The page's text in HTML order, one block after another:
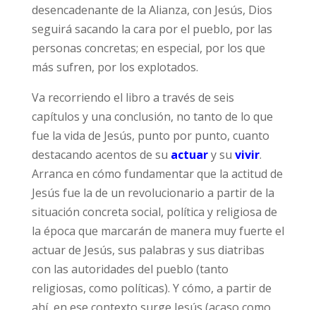
desencadenante de la Alianza, con Jesús, Dios
seguirá sacando la cara por el pueblo, por las
personas concretas; en especial, por los que
más sufren, por los explotados.
Va recorriendo el libro a través de seis
capítulos y una conclusión, no tanto de lo que
fue la vida de Jesús, punto por punto, cuanto
destacando acentos de su actuary su vivir.
Arranca en cómo fundamentar que la actitud de
Jesús fue la de un revolucionario a partir de la
situación concreta social, política y religiosa de
la época que marcarán de manera muy fuerte el
actuar de Jesús, sus palabras y sus diatribas
con las autoridades del pueblo (tanto
religiosas, como políticas). Y cómo, a partir de